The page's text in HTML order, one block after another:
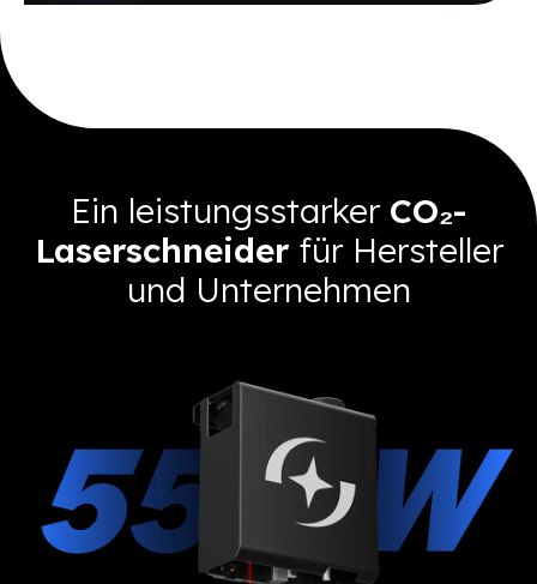
Ein leistungsstarker CO₂-
Laserschneiderfür Hersteller
und Unternehmen